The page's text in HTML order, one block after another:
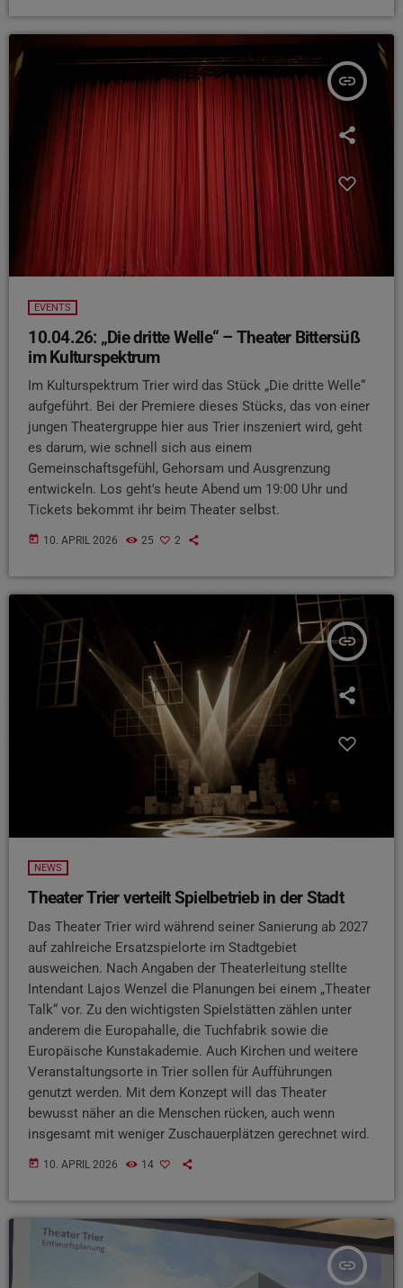
insert_link
EVENTS
10.04.26: „Die dritte Welle“ – Theater Bittersüß
im Kulturspektrum
Im Kulturspektrum Trier wird das Stück „Die dritte Welle“
aufgeführt. Bei der Premiere dieses Stücks, das von einer
jungen Theatergruppe hier aus Trier inszeniert wird, geht
es darum, wie schnell sich aus einem
Gemeinschaftsgefühl, Gehorsam und Ausgrenzung
entwickeln. Los geht's heute Abend um 19:00 Uhr und
Tickets bekommt ihr beim Theater selbst.
today 10. APRIL 2026 25 2
insert_link
NEWS
Theater Trier verteilt Spielbetrieb in der Stadt
Das Theater Trier wird während seiner Sanierung ab 2027
auf zahlreiche Ersatzspielorte im Stadtgebiet
ausweichen. Nach Angaben der Theaterleitung stellte
Intendant Lajos Wenzel die Planungen bei einem „Theater
Talk“ vor. Zu den wichtigsten Spielstätten zählen unter
anderem die Europahalle, die Tuchfabrik sowie die
Europäische Kunstakademie. Auch Kirchen und weitere
Veranstaltungsorte in Trier sollen für Aufführungen
genutzt werden. Mit dem Konzept will das Theater
bewusst näher an die Menschen rücken, auch wenn
insgesamt mit weniger Zuschauerplätzen gerechnet wird.
today 10. APRIL 2026 14
insert_link